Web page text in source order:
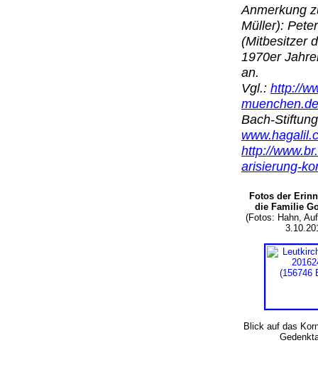
Anmerkung
Müller):
(Mitbesitzer
1970er
an.
Vgl.: http://
Bach-
http://
arisierung-
Fotos der
die Familie
(Fotos: Hahn,
Blick auf das